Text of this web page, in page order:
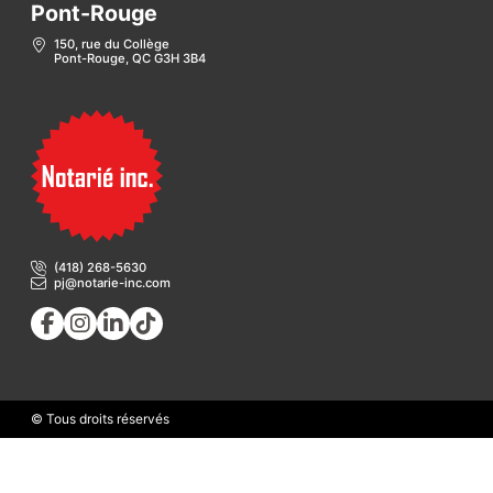
Pont-Rouge
150, rue du Collège
Pont-Rouge, QC G3H 3B4
(418) 268-5630
pj@notarie-inc.com
© Tous droits réservés